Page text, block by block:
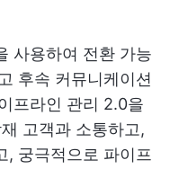
사용하여 전환 가능
후속 커뮤니케이션
프라인 관리 2.0을
고객과 소통하고,
, 궁극적으로 파이프